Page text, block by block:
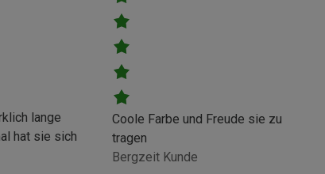
lange
hat sie sich
Bergzeit Kunde
Coole Farbe und Freude sie zu
tragen